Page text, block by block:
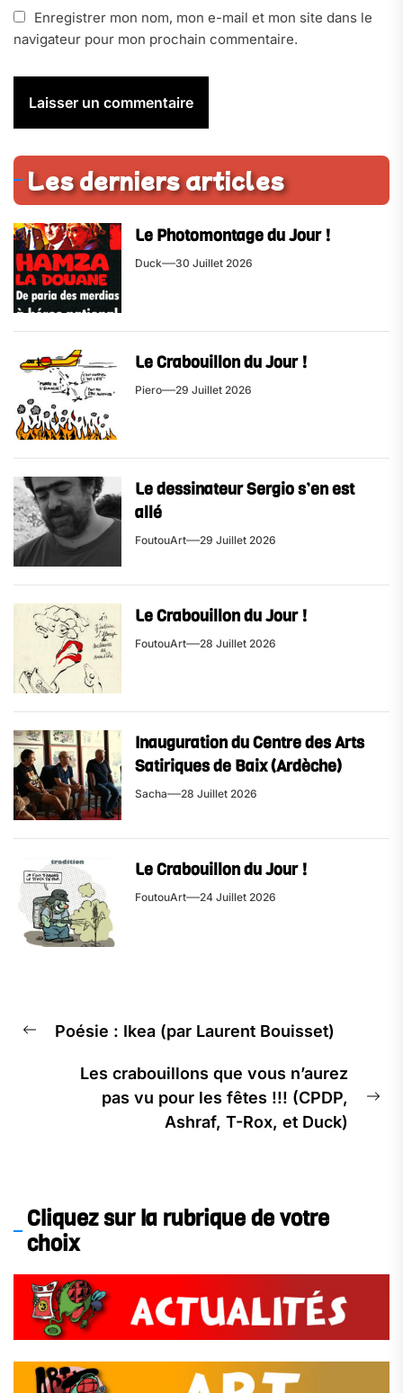
Enregistrer mon nom, mon e-mail et mon site dans le
navigateur pour mon prochain commentaire.
Les derniers articles
Le Photomontage du Jour !
Duck 30 Juillet 2026
Le Crabouillon du Jour !
Piero 29 Juillet 2026
Le dessinateur Sergio s’en est
allé
FoutouArt 29 Juillet 2026
Le Crabouillon du Jour !
FoutouArt 28 Juillet 2026
Inauguration du Centre des Arts
Satiriques de Baix (Ardèche)
Sacha 28 Juillet 2026
Le Crabouillon du Jour !
FoutouArt 24 Juillet 2026
de
l’article
Previous
Poésie : Ikea (par Laurent Bouisset)
Les crabouillons que vous n’aurez
pas vu pour les fêtes !!! (CPDP,
Ashraf, T-Rox, et Duck)
Cliquez sur la rubrique de votre
choix